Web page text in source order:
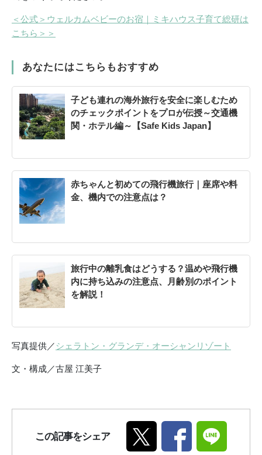
＜公式＞ウェルカムベビーのお宿｜ミキハウス子育て総研は
こちら＞＞
あなたにはこちらもおすすめ
子ども連れの海外旅行を安全に楽しむため
のチェックポイントをプロが伝授～交通機
関・ホテル編～【Safe Kids Japan】
赤ちゃんと初めての飛行機旅行｜座席や料
金、機内での注意点は？
旅行中の離乳食はどうする？温めや飛行機
内に持ち込みの注意点、月齢別のポイント
を解説！
写真提供／ シェラトン・グランデ・オーシャンリゾート
文・構成／古屋 江美子
この記事をシェア